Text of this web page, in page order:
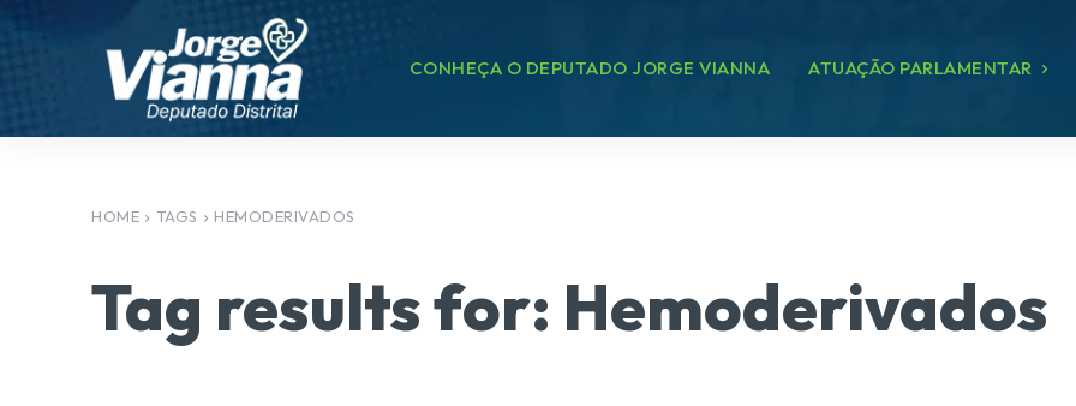
CONHEÇA O DEPUTADO JORGE VIANNA ATUAÇÃO PARLAMENTAR
HOME TAGS HEMODERIVADOS
Tag results for: Hemoderivados